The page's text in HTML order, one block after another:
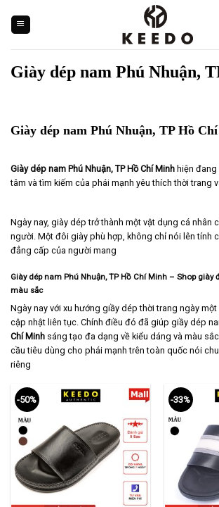
content
Giày dép nam Phú Nhuận,
Giày dép nam Phú Nhuận, TP Hồ
Giày dép nam Phú Nhuận, TP Hồ Chí Minh hiện
tâm và tìm kiếm của phái mạnh yêu thích thời trang
Ngày nay, giày dép trở thành một vật dụng cá nhân
người. Một đôi giày phù hợp, không chỉ nói lên tính
đẳng cấp của người mang
Giày dép nam Phú Nhuận, TP Hồ Chí Minh – Shop giày
màu sắc
Ngày nay với xu hướng giầy dép thời trang ngày
cập nhật liên tục. Chính điều đó đã giúp giầy dép
Chí Minh sáng tạo đa dạng về kiểu dáng và màu
cầu tiêu dùng cho phái mạnh trên toàn quốc nói
riêng
-50% -33%